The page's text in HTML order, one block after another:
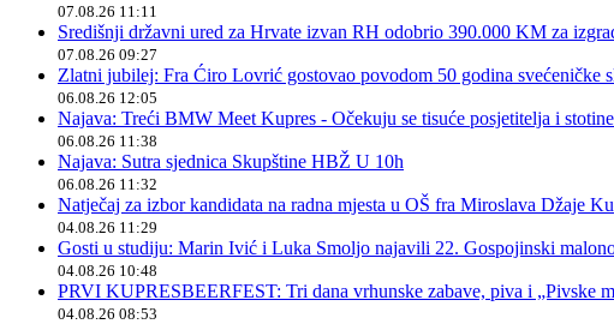
07.08.26 11:11
Središnji državni ured za Hrvate izvan RH odobrio 390.000 KM za
07.08.26 09:27
Zlatni jubilej: Fra Ćiro Lovrić gostovao povodom 50 godina svećeničke
06.08.26 12:05
Najava: Treći BMW Meet Kupres - Očekuju se tisuće posjetitelja i
06.08.26 11:38
Najava: Sutra sjednica Skupštine HBŽ U 10h
06.08.26 11:32
Natječaj za izbor kandidata na radna mjesta u OŠ fra Miroslava Džaje
04.08.26 11:29
Gosti u studiju: Marin Ivić i Luka Smoljo najavili 22. Gospojinski
04.08.26 10:48
PRVI KUPRESBEERFEST: Tri dana vrhunske zabave, piva i „Pivske
04.08.26 08:53